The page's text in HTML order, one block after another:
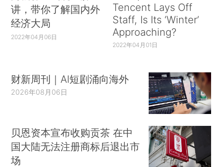
讲，带你了解国内外
经济大局
2022年04月06日
Tencent Lays Off
Staff, Is Its ‘Winter’
Approaching?
2022年04月01日
财新周刊｜AI短剧涌向海外
2026年08月06日
贝恩资本宣布收购贡茶 在中
国大陆无法注册商标后退出市
场